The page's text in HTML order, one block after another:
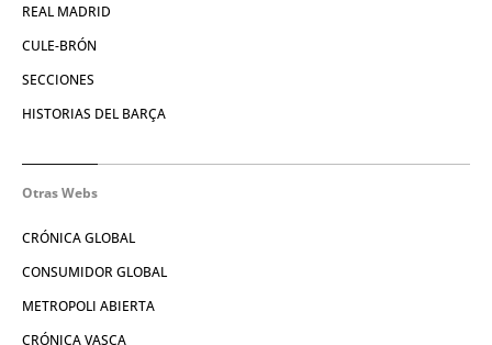
REAL MADRID
CULE-BRÓN
SECCIONES
HISTORIAS DEL BARÇA
Otras Webs
CRÓNICA GLOBAL
CONSUMIDOR GLOBAL
METROPOLI ABIERTA
CRÓNICA VASCA